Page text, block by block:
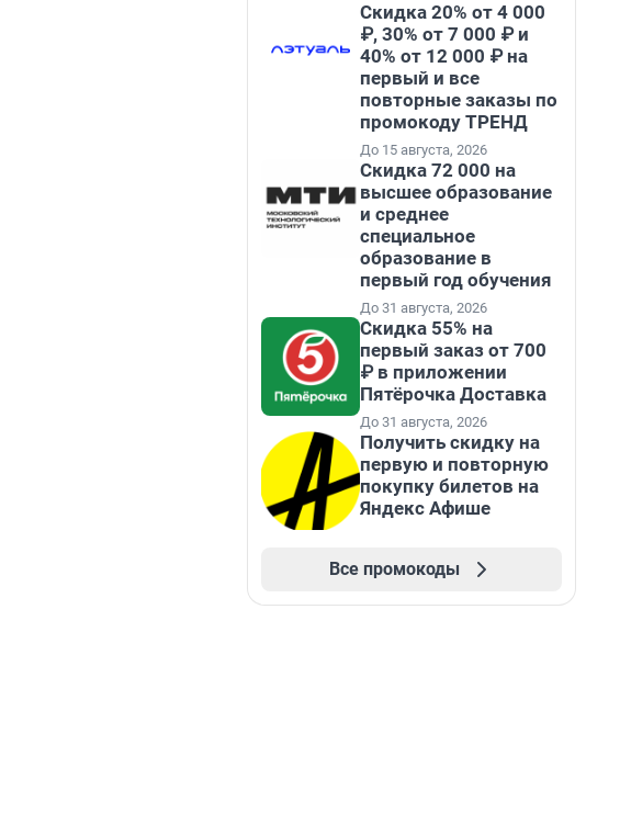
Скидка 20% от 4 000
₽, 30% от 7 000 ₽ и
40% от 12 000 ₽ на
первый и все
повторные заказы по
промокоду ТРЕНД
До 15 августа, 2026
Скидка 72 000 на
высшее образование
и среднее
специальное
образование в
первый год обучения
До 31 августа, 2026
Скидка 55% на
первый заказ от 700
₽ в приложении
Пятёрочка Доставка
До 31 августа, 2026
Получить скидку на
первую и повторную
покупку билетов на
Яндекс Афише
Все промокоды